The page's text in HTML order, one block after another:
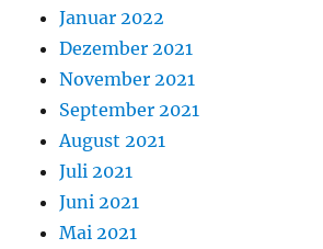
Januar 2022
Dezember 2021
November 2021
September 2021
August 2021
Juli 2021
Juni 2021
Mai 2021